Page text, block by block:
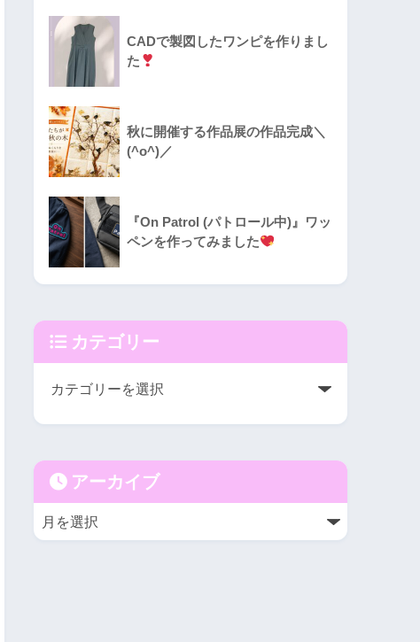
CADで製図したワンピを作りまし
た
秋に開催する作品展の作品完成＼
(^o^)／
『On Patrol (パトロール中)』ワッ
ペンを作ってみました
カテゴリー
アーカイブ